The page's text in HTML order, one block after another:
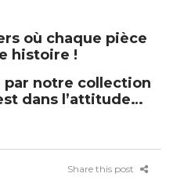
où chaque pièce
histoire !
par notre collection
dans l’attitude…
Share this post